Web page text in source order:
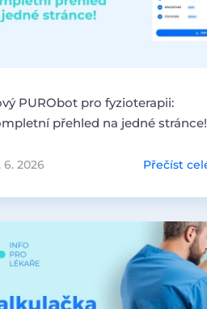
PURObot pro fyzioterapii:
přehled na jedné stránce!
6. 2026 Přečíst